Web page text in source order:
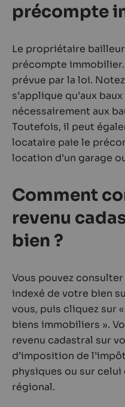
précompte
Le propriétaire
précompte
prévue par la loi.
s’applique qu’aux
nécessairement aux
Toutefois, il peut
locataire paie le
location d’un garage
Comment
revenu
bien ?
Vous pouvez
indexé de votre bien
vous, puis cliquez sur
biens immobiliers ».
revenu cadastral sur
d’imposition de
physiques ou sur
régional.